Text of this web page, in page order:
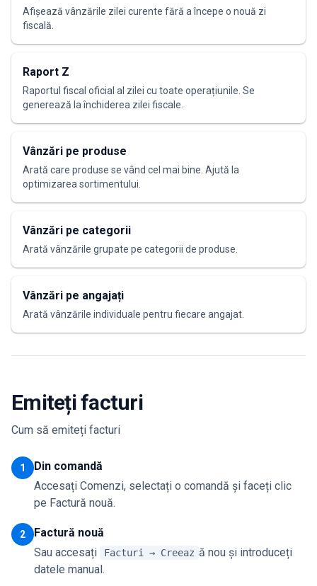
Afișează vânzările zilei curente fără a începe o nouă zi
fiscală.
Raport Z
Raportul fiscal oficial al zilei cu toate operațiunile. Se
generează la închiderea zilei fiscale.
Vânzări pe produse
Arată care produse se vând cel mai bine. Ajută la
optimizarea sortimentului.
Vânzări pe categorii
Arată vânzările grupate pe categorii de produse.
Vânzări pe angajați
Arată vânzările individuale pentru fiecare angajat.
Emiteți facturi
Cum să emiteți facturi
1
Din comandă
Accesați Comenzi, selectați o comandă și faceți clic
pe Factură nouă.
2
Factură nouă
Sau accesați
Facturi → Creeaz ă nou și introduceți
datele manual.